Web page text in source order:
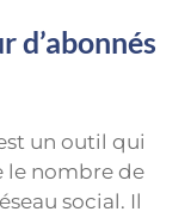
d’abonnés
un outil qui
le nombre de
social. Il